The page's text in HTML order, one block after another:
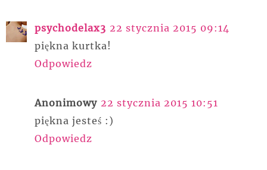
psychodelax3 22 stycznia 2015 09:14
piękna kurtka!
Odpowiedz
Anonimowy 22 stycznia 2015 10:51
piękna jesteś :)
Odpowiedz